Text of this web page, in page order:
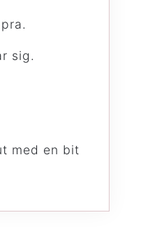
sig.
med en bit